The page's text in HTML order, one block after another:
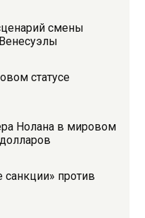
смены
статусе
Нолана в мировом
против